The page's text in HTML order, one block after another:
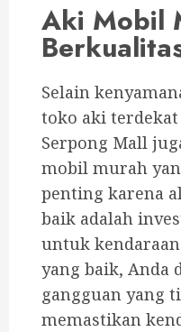
Aki Mobil
Selain
toko aki
Serpong Mall
mobil murah
penting karena
baik adalah
untuk
yang baik, Anda
gangguan yang
memastikan